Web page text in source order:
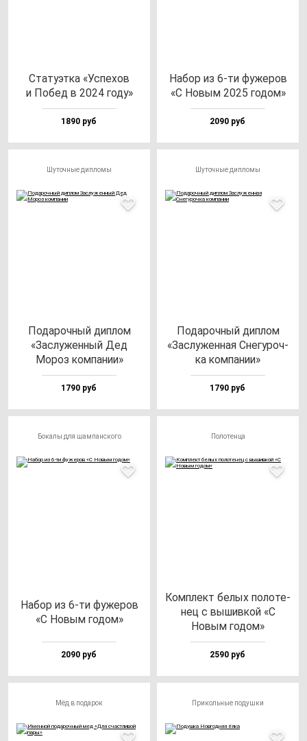
Ста­ту­эт­ка «Успе­хов
и Побед в 2024 го­ду»
1890 руб
Набор из 6-ти фу­же­ров
«С Новым 2025 го­дом»
2090 руб
Шуточные дипломы
Пода­роч­ный дип­лом
«Зас­лу­жен­ный Дед
Мороз ком­па­нии»
1790 руб
Шуточные дипломы
Пода­роч­ный дип­лом
«Зас­лу­жен­ная Cне­гу­роч­
ка ком­па­нии»
1790 руб
Бокалы для шампанского
Набор из 6-ти фу­же­ров
«С Новым го­дом»
2090 руб
Полотенца
Ком­плект бе­лых по­ло­те­
нец с вы­шив­кой «С
Новым го­дом»
2590 руб
Мёд в подарок Прикольные подушки